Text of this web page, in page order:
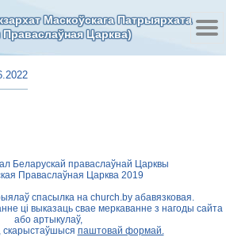
Маскоўскага Патрыярхата
Праваслаўная Царква)
Беларускай праваслаўнай Царквы
Праваслаўная Царква 2019
спасылка на church.by абавязковая.
ці выказаць свае меркаванне з нагоды сайта
або артыкулаў,
паштовай формай.